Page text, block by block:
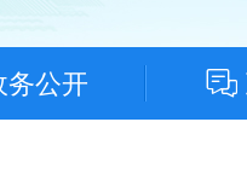
务公开